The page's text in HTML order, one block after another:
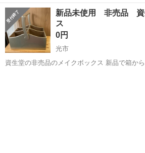
見てください 子供のおもちゃ収納に使っていたのですが必要なくなっ
たので譲りたいです トロファストはボックス
レームのみになります ボッ...
山口 宇部市 琴芝駅 収納家具 ト
新品未使用 非売品 資
ス
0円
光市
資生堂の非売品のメイクボックス 新品で箱から出したばかりですが、